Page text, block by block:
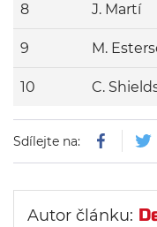
8 J. Martí
9 M.
10 C.
Sdílejte na:
Autor článku: